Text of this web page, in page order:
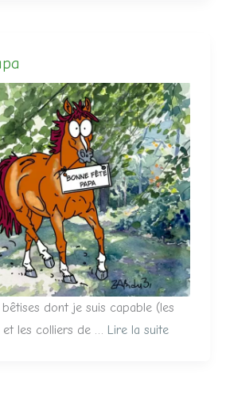
dont je suis capable (les
les colliers de … Lire la suite